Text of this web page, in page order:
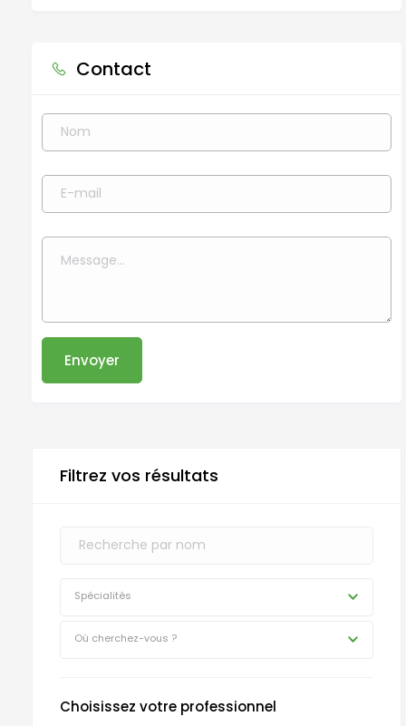
Contact
Envoyer
Filtrez vos résultats
Spécialités
Où cherchez-vous ?
Choisissez votre professionnel